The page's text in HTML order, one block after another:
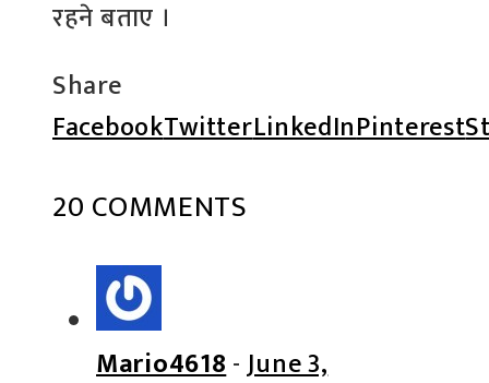
रहने बताए ।
Share
FacebookTwitterLinkedInPinterest
20 COMMENTS
Mario4618-June 3,